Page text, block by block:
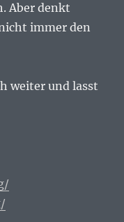
Aber denkt
immer den
weiter und lasst